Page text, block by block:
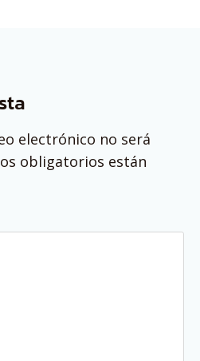
electrónico no será
obligatorios están